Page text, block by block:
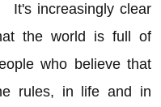
increasingly clear
the world is full of
who believe that
rules, in life and in